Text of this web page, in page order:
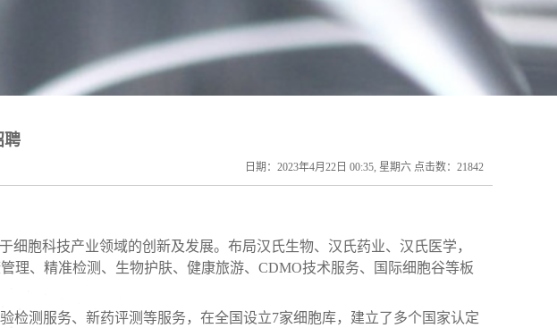
聘
日期：2023年4月22日 00:35, 星期六 点击数：21842
胞科技产业领域的创新及发展。布局汉氏生物、汉氏药业、汉氏医学，
理、精准检测、生物护肤、健康旅游、CDMO技术服务、国际细胞谷等板
测服务、新药评测等服务，在全国设立7家细胞库，建立了多个国家认定